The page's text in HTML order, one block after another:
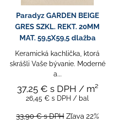
Paradyz GARDEN BEIGE
GRES SZKL. REKT. 20MM
MAT. 59,5X59,5 dlažba
Keramická kachlička, ktorá
skrášli Vaše bývanie. Moderné
a...
37,25 € s DPH / m²
26,45 € s DPH / bal
33,90 €s DPH Zľava 22%